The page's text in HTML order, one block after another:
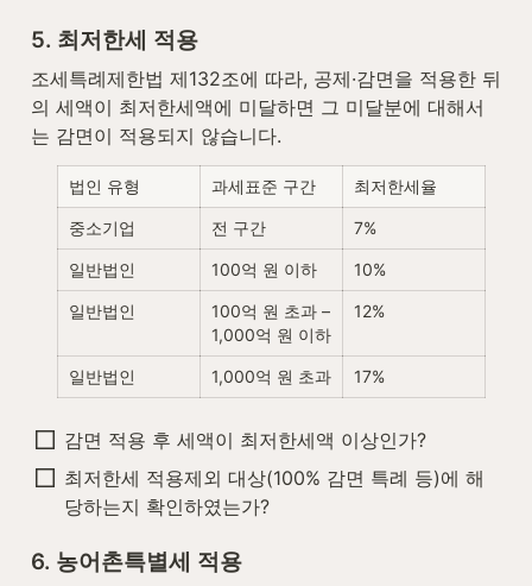
5. 최저한세 적용
조세특례제한법 제132조에 따라, 공제·감면을 적용한 뒤
의 세액이 최저한세액에 미달하면 그 미달분에 대해서
는 감면이 적용되지 않습니다.
법인 유형 과세표준 구간 최저한세율
중소기업 전 구간 7%
일반법인 100억 원 이하 10%
일반법인
100억 원 초과 –
1,000억 원 이하
12%
일반법인 1,000억 원 초과 17%
감면 적용 후 세액이 최저한세액 이상인가?
최저한세 적용제외 대상(100% 감면 특례 등)에 해
당하는지 확인하였는가?
6. 농어촌특별세 적용